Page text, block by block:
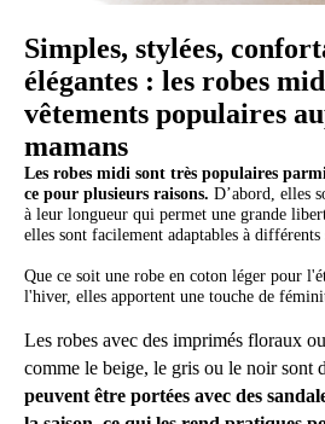
Simples, stylées,
élégantes : les robes
vêtements populaires
mamans
Les robes midi sont très populaires
ce pour plusieurs raisons. D’abord, elles
à leur longueur qui permet une grande
elles sont facilement adaptables à différents
Que ce soit une robe en coton léger pour
l'hiver, elles apportent une touche de
Les robes avec des imprimés floraux
comme le beige, le gris ou le noir sont
peuvent être portées avec des